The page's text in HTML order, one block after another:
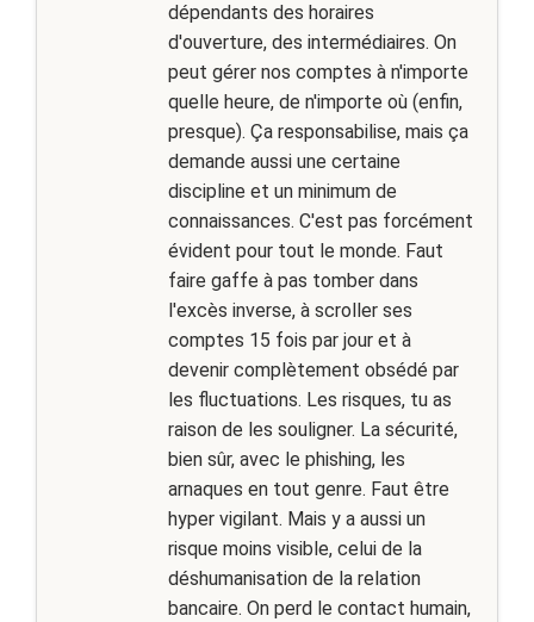
dépendants des horaires
d'ouverture, des intermédiaires. On
peut gérer nos comptes à n'importe
quelle heure, de n'importe où (enfin,
presque). Ça responsabilise, mais ça
demande aussi une certaine
discipline et un minimum de
connaissances. C'est pas forcément
évident pour tout le monde. Faut
faire gaffe à pas tomber dans
l'excès inverse, à scroller ses
comptes 15 fois par jour et à
devenir complètement obsédé par
les fluctuations. Les risques, tu as
raison de les souligner. La sécurité,
bien sûr, avec le phishing, les
arnaques en tout genre. Faut être
hyper vigilant. Mais y a aussi un
risque moins visible, celui de la
déshumanisation de la relation
bancaire. On perd le contact humain,